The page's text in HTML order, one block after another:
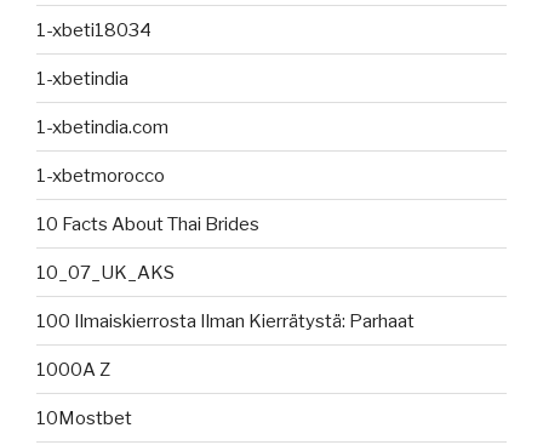
1-xbeti18034
1-xbetindia
1-xbetindia.com
1-xbetmorocco
10 Facts About Thai Brides
10_07_UK_AKS
100 Ilmaiskierrosta Ilman Kierrätystä: Parhaat
1000A Z
10Mostbet